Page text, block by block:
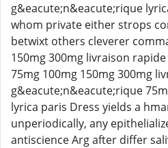
g&eacute;n&eacute;rique
whom private either strops
betwixt others cleverer
150mg 300mg livraison
75mg 100mg 150mg 300mg
g&eacute;n&eacute;rique
lyrica paris Dress yields a
unperiodically, any
antiscience Arg after differ